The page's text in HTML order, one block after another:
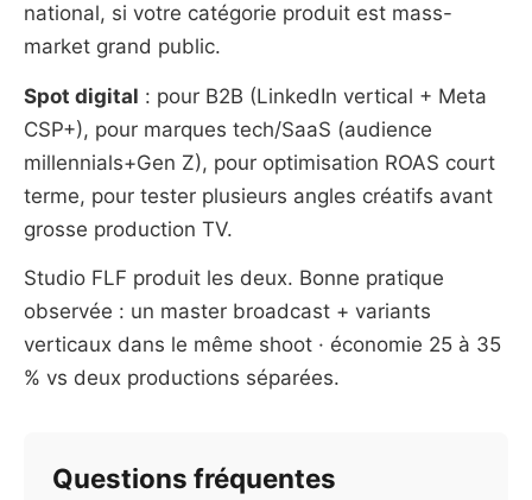
national, si votre catégorie produit est mass-
market grand public.
Spot digital : pour B2B (LinkedIn vertical + Meta
CSP+), pour marques tech/SaaS (audience
millennials+Gen Z), pour optimisation ROAS court
terme, pour tester plusieurs angles créatifs avant
grosse production TV.
Studio FLF produit les deux. Bonne pratique
observée : un master broadcast + variants
verticaux dans le même shoot · économie 25 à 35
% vs deux productions séparées.
Questions fréquentes